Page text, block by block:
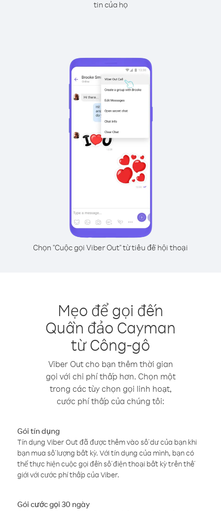
tin của họ
Chọn "Cuộc gọi Viber Out" từ tiêu đề hội thoại
Mẹo để gọi đến
Quần đảo Cayman
từ Công-gô
Viber Out cho bạn thêm thời gian
gọi với chi phí thấp hơn. Chọn một
trong các tùy chọn gọi linh hoạt,
cước phí thấp của chúng tôi:
Gói tín dụng
Tín dụng Viber Out đã được thêm vào số dư của bạn khi
bạn mua số lượng bất kỳ. Với tín dụng của mình, bạn có
thể thực hiện cuộc gọi đến số điện thoại bất kỳ trên thế
giới với cước phí thấp của Viber.
Gói cước gọi 30 ngày